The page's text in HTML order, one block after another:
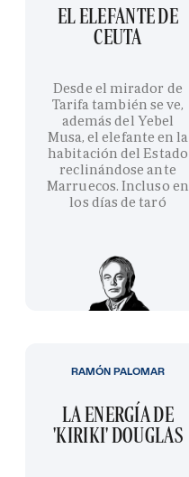
EL ELEFANTE DE
CEUTA
Desde el mirador de
Tarifa también se ve,
además del Yebel
Musa, el elefante en la
habitación del Estado
reclinándose ante
Marruecos. Incluso en
los días de taró
LA ENERGÍA DE
'KIRIKI' DOUGLAS
RAMÓN PALOMAR